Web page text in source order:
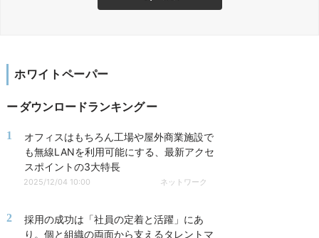
ホワイトペーパー
ダウンロードランキング
1
オフィスはもちろん工場や屋外商業施設で
も無線LANを利用可能にする、最新アクセ
スポイントの3大特長
2025/12/04 10:00 ネットワーク
2
採用の成功は「社員の定着と活躍」にあ
り。個と組織の両面から支えるタレントマ